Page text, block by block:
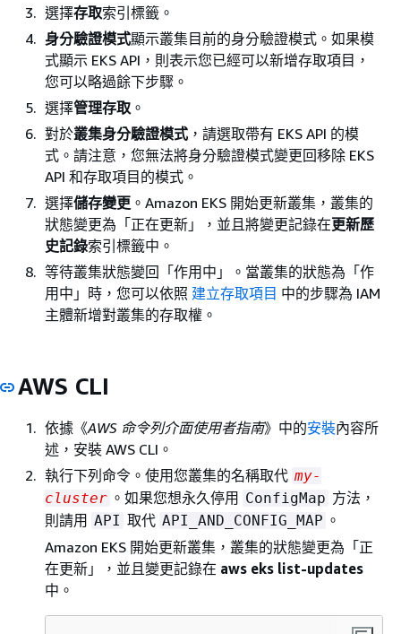
選擇存取索引標籤。
身分驗證模式顯示叢集目前的身分驗證模式。如果模
式顯示 EKS API，則表示您已經可以新增存取項目，
您可以略過餘下步驟。
選擇管理存取 。
對於叢集身分驗證模式 ，請選取帶有 EKS API 的模
式。請注意，您無法將身分驗證模式變更回移除 EKS
API 和存取項目的模式。
選擇儲存變更 。Amazon EKS 開始更新叢集，叢集的
狀態變更為「正在更新」，並且將變更記錄在更新歷
史記錄索引標籤中。
等待叢集狀態變回「作用中」。當叢集的狀態為「作
用中」時，您可以依照 建立存取項目 中的步驟為 IAM
主體新增對叢集的存取權。
AWS CLI
依據《AWS 命令列介面使用者指南》中的安裝內容所
述，安裝 AWS CLI。
執行下列命令。使用您叢集的名稱取代 my-
cluster 。如果您想永久停用 ConfigMap 方法，
則請用 API 取代 API_AND_CONFIG_MAP 。
Amazon EKS 開始更新叢集，叢集的狀態變更為「正
在更新」，並且變更記錄在 aws eks list-updates
中。